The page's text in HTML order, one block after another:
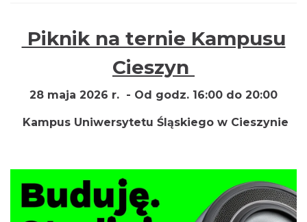
Piknik na ternie Kampusu
Cieszyn
28 maja 2026 r. - Od godz. 16:00 do 20:00
Kampus Uniwersytetu Śląskiego w Cieszynie